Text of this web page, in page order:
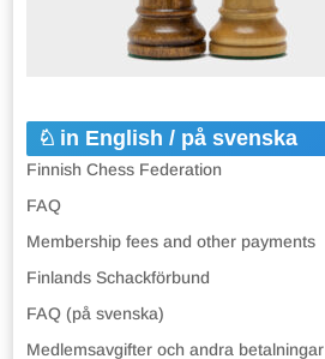
in English / på svenska
Finnish Chess Federation
FAQ
Membership fees and other payments
Finlands Schackförbund
FAQ (på svenska)
Medlemsavgifter och andra betalningar